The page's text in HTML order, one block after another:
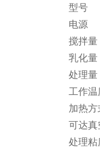
型号
电源
搅拌量
乳化量
处理量
工作温
加热方
可达真
处理粘